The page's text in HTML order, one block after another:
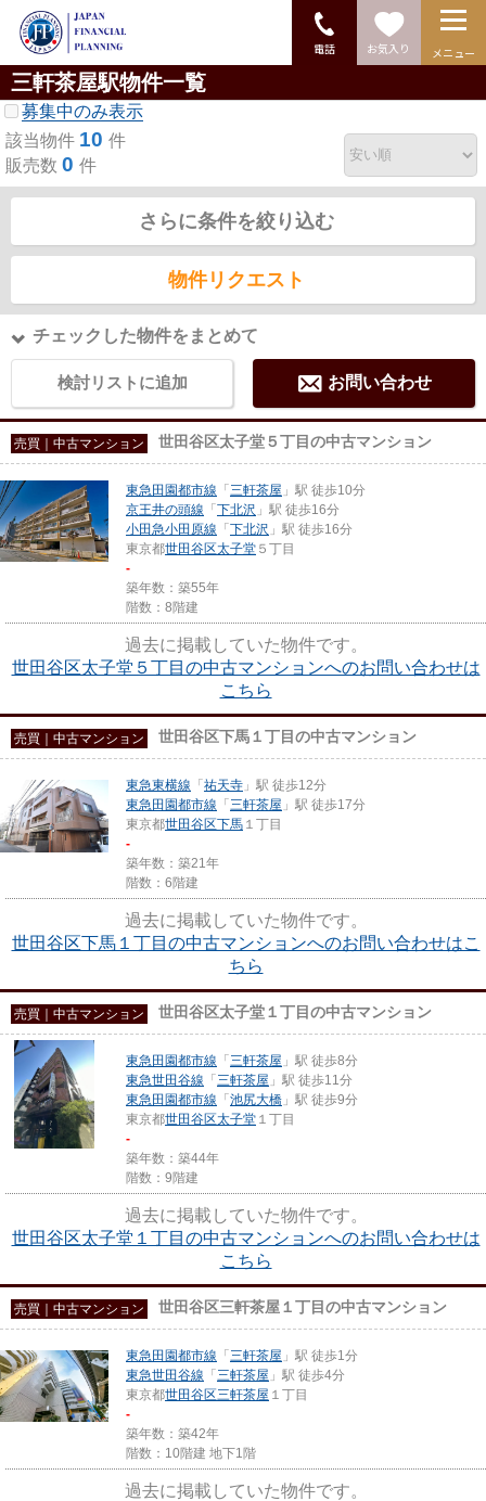
電話 お気入り メニュー
三軒茶屋駅物件一覧
募集中のみ表示
該当物件 10 件
販売数 0 件
さらに条件を絞り込む
物件リクエスト
チェックした物件をまとめて
検討リストに追加 お問い合わせ
売買｜中古マンション 世田谷区太子堂５丁目の中古マンション
東急田園都市線 「三軒茶屋 」駅 徒歩10分
京王井の頭線 「下北沢 」駅 徒歩16分
小田急小田原線 「下北沢 」駅 徒歩16分
東京都世田谷区太子堂 ５丁目
-
築年数：築55年
階数：8階建
過去に掲載していた物件です。
世田谷区太子堂５丁目の中古マンションへのお問い合わせは
こちら
売買｜中古マンション 世田谷区下馬１丁目の中古マンション
東急東横線 「祐天寺 」駅 徒歩12分
東急田園都市線 「三軒茶屋 」駅 徒歩17分
東京都世田谷区下馬 １丁目
-
築年数：築21年
階数：6階建
過去に掲載していた物件です。
世田谷区下馬１丁目の中古マンションへのお問い合わせはこ
ちら
売買｜中古マンション 世田谷区太子堂１丁目の中古マンション
東急田園都市線 「三軒茶屋 」駅 徒歩8分
東急世田谷線 「三軒茶屋 」駅 徒歩11分
東急田園都市線 「池尻大橋 」駅 徒歩9分
東京都世田谷区太子堂 １丁目
-
築年数：築44年
階数：9階建
過去に掲載していた物件です。
世田谷区太子堂１丁目の中古マンションへのお問い合わせは
こちら
売買｜中古マンション 世田谷区三軒茶屋１丁目の中古マンション
東急田園都市線 「三軒茶屋 」駅 徒歩1分
東急世田谷線 「三軒茶屋 」駅 徒歩4分
東京都世田谷区三軒茶屋 １丁目
-
築年数：築42年
階数：10階建 地下1階
過去に掲載していた物件です。